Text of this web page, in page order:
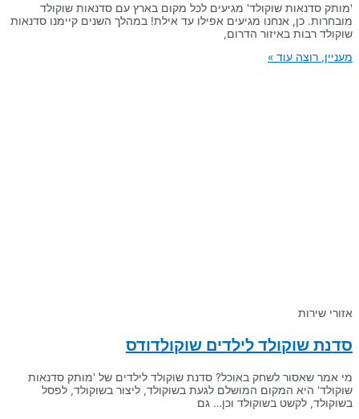
'מותק סדנאות שוקולד' מגיעים לכל מקום בארץ עם סדנאות שוקולד
מובחרות. כן, אנחנו מגיעים אפילו עד אילת! במהלך השנים קיימנו סדנאות
שוקולד רבות באיזור הדרום,
מעניין, רוצה עוד »
אזורי שירות
סדנת שוקולד לילדים שוקולדודס
מי אמר שאסור לשחק באוכל? סדנת שוקולד לילדים של 'מותק סדנאות
שוקולד' היא המקום המושלם לגעת בשוקולד, ליצור בשוקולד, לפסל
בשוקולד, לקשט בשוקולד וכן… גם